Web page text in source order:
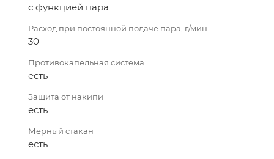
с функцией пара
Расход при постоянной подаче пара, г/мин
30
Противокапельная система
есть
Защита от накипи
есть
Мерный стакан
есть